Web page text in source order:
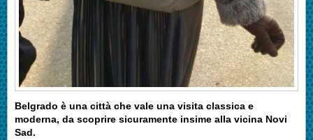
Belgrado è una città che vale una visita classica e
moderna, da scoprire sicuramente insime alla vicina Novi
Sad.